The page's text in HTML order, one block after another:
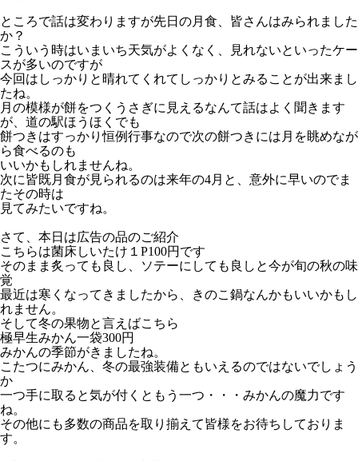
ところで話は変わりますが先日の月食、皆さんはみられました
か？
こういう時はいまいち天気がよくなく、見れないといったケー
スが多いのですが
今回はしっかりと晴れてくれてしっかりとみることが出来まし
たね。
月の模様が餅をつくうさぎに見えるなんて話はよく聞きます
が、道の駅ほうほくでも
餅つきはすっかり恒例行事なので次の餅つきには月を眺めなが
ら食べるのも
いいかもしれませんね。
次に皆既月食が見られるのは来年の4月と、意外に早いのでま
たその時は
見てみたいですね。
さて、本日は広告の品のご紹介
こちらは菌床しいたけ１P100円です
そのまま炙っても良し、ソテーにしても良しと今が旬の秋の味
覚
最近は寒くなってきましたから、きのこ鍋なんかもいいかもし
れません。
そして冬の果物と言えばこちら
極早生みかん一袋300円
みかんの季節がきましたね。
こたつにみかん、冬の最強装備ともいえるのではないでしょう
か
一つ手に取ると気が付くともう一つ・・・みかんの魔力です
ね。
その他にも多数の商品を取り揃えて皆様をお待ちしておりま
す。